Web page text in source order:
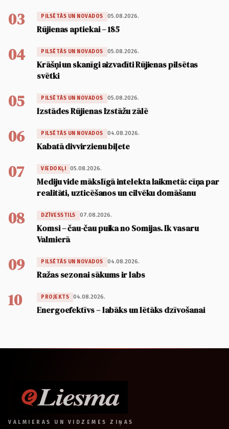
03 PILSĒTĀS UN NOVADOS 05.08.2026.
Rūjienas aptiekai – 185
04 PILSĒTĀS UN NOVADOS 05.08.2026.
Krāšņi un skanīgi aizvadīti Rūjienas pilsētas
svētki
05 PILSĒTĀS UN NOVADOS 05.08.2026.
Izstādes Rūjienas Izstāžu zālē
06 PILSĒTĀS UN NOVADOS 04.08.2026.
Kabatā divvirzienu biļete
07 VIEDOKĻI 05.08.2026.
Mediju vide mākslīgā intelekta laikmetā: cīņa par
realitāti, uzticēšanos un cilvēku domāšanu
08 DZĪVESSTILS 07.08.2026.
Komsi – čau-čau puika no Somijas. Ik vasaru
Valmierā
09 PILSĒTĀS UN NOVADOS 04.08.2026.
Ražas sezonai sākums ir labs
10 PROJEKTS 04.08.2026.
Energoefektīvs – labāks un lētāks dzīvošanai
VALMIERAS UN VIDZEMES ZIŅAS